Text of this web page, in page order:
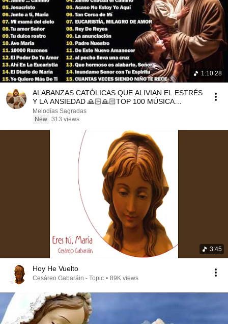
1:10:28
ALABANZAS CATÓLICAS QUE ALIVIAN EL ESTRÉS
Y LA ANSIEDAD 🙏🏻🙏🏻TOP 100 MÚSICA
CATÓLICA 2026
Melodías Sagradas
New 313 views
3:45
Hoy He Vuelto
Cesáreo Gabaráin - Topic • 89K views